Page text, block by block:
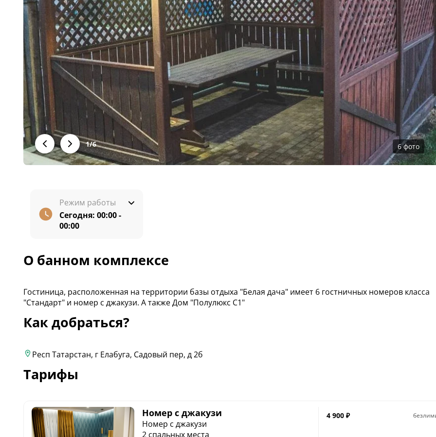
1/6 6фото
Режим работы
Сегодня: 00:00 -
00:00
О банном комплексе
Гостиница, расположенная на территории базы отдыха "Белая дача" имеет 6 гостничных номеров класса
"Стандарт" и номер с джакузи. А также Дом "Полулюкс С1"
Как добраться?
Респ Татарстан, г Елабуга, Садовый пер, д 2б
Тарифы
Номер с джакузи
Номер с джакузи
2 спальных места
4 900 ₽